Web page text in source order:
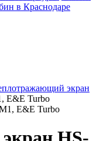
в Краснодаре
экран
E&E Turbo
E&E Turbo